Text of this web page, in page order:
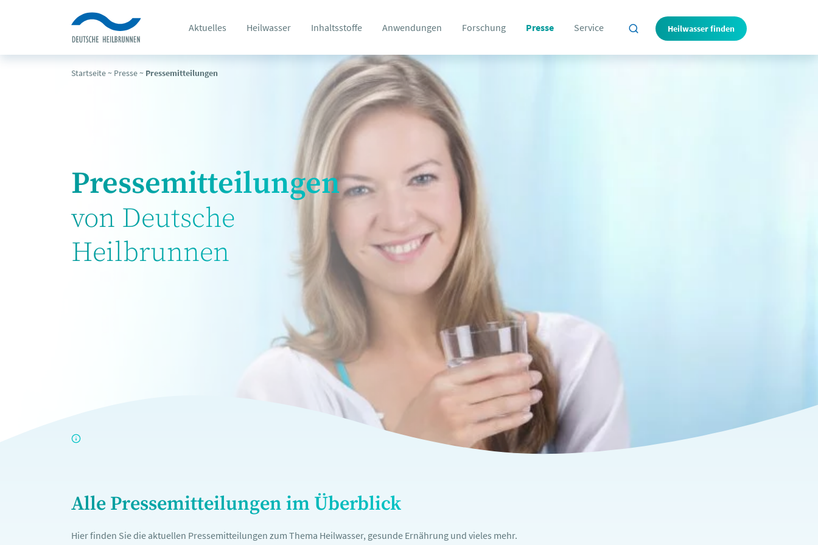
Aktuelles Heilwasser Inhaltsstoffe Anwendungen Forschung Presse Service Heilwasser finden
Startseite~ Presse~ Pressemitteilungen
Pressemitteilungen
von Deutsche
Heilbrunnen
Alle Pressemitteilungen im Überblick
Hier finden Sie die aktuellen Pressemitteilungen zum Thema Heilwasser, gesunde Ernährung und vieles mehr.